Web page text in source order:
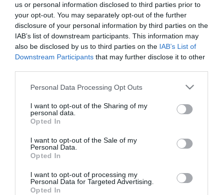
us or personal information disclosed to third parties prior to
your opt-out. You may separately opt-out of the further
disclosure of your personal information by third parties on the
IAB’s list of downstream participants. This information may
also be disclosed by us to third parties on the IAB’s List of
Downstream Participants that may further disclose it to other
Please note that this website/app uses one or more Google
not limited to your visit or usage behaviour. You may click to
grant or deny consent to Google and its third-party tags to
use your data for below specified purposes in below Google
consent section.
Personal Data Processing Opt Outs
I want to opt-out of the Sharing of my
personal data.
Opted In
I want to opt-out of the Sale of my
Personal Data.
Opted In
I want to opt-out of processing my
Personal Data for Targeted Advertising.
Opted In
07.04.2025 | 17:05
Βρετανία: Στο «μικροσκόπιο» των Αρχών ο
πρίγκιπας Άντριου λόγω δεσμών με
φερόμενο Κινέζο κατάσκοπο